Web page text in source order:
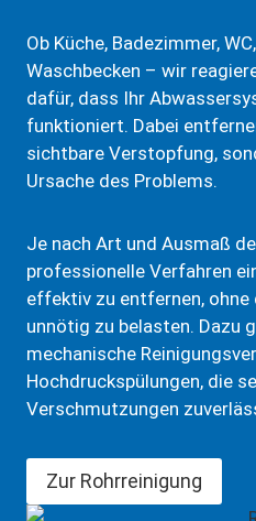
Ob Küche, Badezimmer,
Waschbecken – wir
dafür, dass Ihr
funktioniert. Dabei
sichtbare Verstopfung,
Ursache des Problems.
Je nach Art und Ausmaß
professionelle Verfahren
effektiv zu entfernen, ohne
unnötig zu belasten. Dazu
mechanische
Hochdruckspülungen, die
Verschmutzungen
Zur Rohrreinigung